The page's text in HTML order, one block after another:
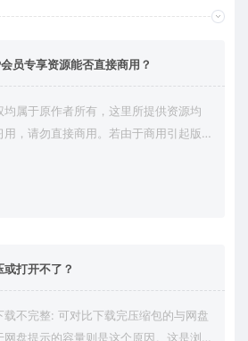
员专享资源能否直接商用？
属于原作者所有，这里所提供资源均
用，请勿直接商用。若由于商用引起版
打开不了？
载不完整: 可对比下载完压缩包的与网盘
网盘提示的容量则是这个原因。这是浏